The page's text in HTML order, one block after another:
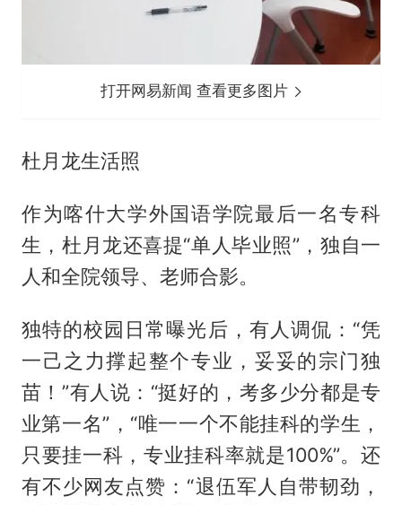
打开网易新闻 查看更多图片
杜月龙生活照
作为喀什大学外国语学院最后一名专科
生，杜月龙还喜提“单人毕业照”，独自一
人和全院领导、老师合影。
独特的校园日常曝光后，有人调侃：“凭
一己之力撑起整个专业，妥妥的宗门独
苗！”有人说：“挺好的，考多少分都是专
业第一名”，“唯一一个不能挂科的学生，
只要挂一科，专业挂科率就是100%”。还
有不少网友点赞：“退伍军人自带韧劲，